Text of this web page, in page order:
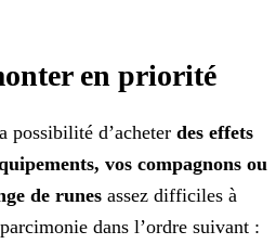
en priorité
possibilité d’acheter des effets
vos compagnons ou
de runes assez difficiles à
dans l’ordre suivant :